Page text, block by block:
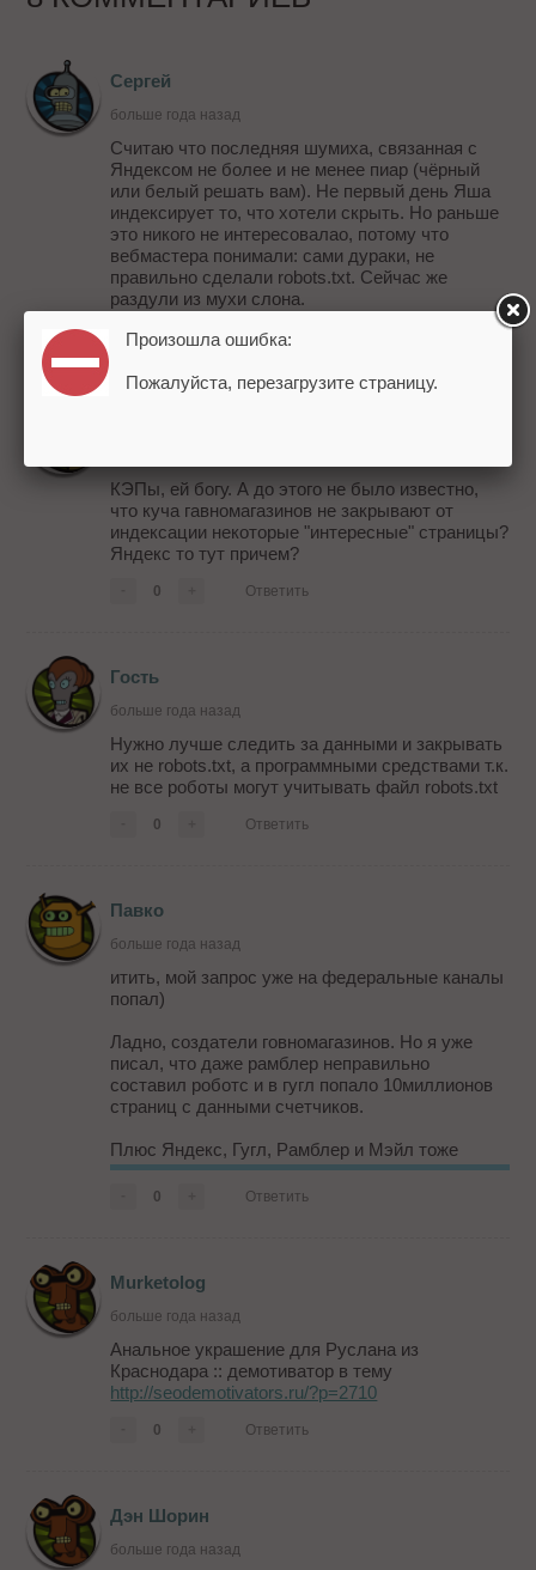
Сергей
больше года назад
Считаю что последняя шумиха, связанная с
Яндексом не более и не менее пиар (чёрный
или белый решать вам). Не первый день Яша
индексирует то, что хотели скрыть. Но раньше
это никого не интересовалао, потому что
вебмастера понимали: сами дураки, не
правильно сделали robots.txt. Сейчас же
раздули из мухи слона.
0 + Ответить
КЭПы, ей богу. А до этого не было известно,
что куча гавномагазинов не закрывают от
индексации некоторые "интересные" страницы?
Яндекс то тут причем?
0 Ответить
Гость
больше года назад
Нужно лучше следить за данными и закрывать
их не robots.txt, а программными средствами т.к.
не все роботы могут учитывать файл robots.txt
0 Ответить
Павко
больше года назад
итить, мой запрос уже на федеральные каналы
попал)
Ладно, создатели говномагазинов. Но я уже
писал, что даже рамблер неправильно
составил роботс и в гугл попало 10миллионов
страниц с данными счетчиков.
Плюс Яндекс, Гугл, Рамблер и Мэйл тоже
забыли в роботс некоторые "технические
страницы" убрать , например с метками
они могут потерять п...
0 Ответить
Murketolog
больше года назад
Анальное украшение для Руслана из
Краснодара :: демотиватор в тему
http://seodemotivators.ru/?p=2710
0 Ответить
Дэн Шорин
больше года назад
Произошла ошибка:
Пожалуйста, перезагрузите страницу.